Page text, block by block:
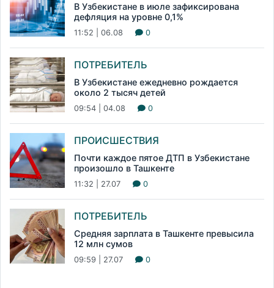
В Узбекистане в июле зафиксирована
дефляция на уровне 0,1%
11:52 | 06.08 0
ПОТРЕБИТЕЛЬ
В Узбекистане ежедневно рождается
около 2 тысяч детей
09:54 | 04.08 0
ПРОИСШЕСТВИЯ
Почти каждое пятое ДТП в Узбекистане
произошло в Ташкенте
11:32 | 27.07 0
ПОТРЕБИТЕЛЬ
Средняя зарплата в Ташкенте превысила
12 млн сумов
09:59 | 27.07 0